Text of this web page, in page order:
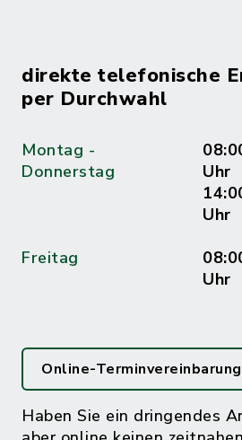
direkte telefonische
per Durchwahl
Montag -
Donnerstag
Uhr
Uhr
Freitag
Uhr
Online-Terminvereinbarung
Haben Sie ein dringendes